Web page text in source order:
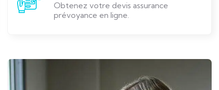
Obtenez votre devis assurance
prévoyance en ligne.